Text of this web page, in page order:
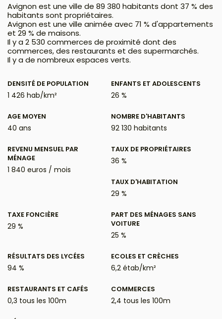
Avignon est une ville de 89 380 habitants dont 37 % des
habitants sont propriétaires.
Avignon est une ville animée avec 71 % d'appartements
et 29 % de maisons.
Il y a 2 530 commerces de proximité dont des
commerces, des restaurants et des supermarchés.
Il y a de nombreux espaces verts.
DENSITÉ DE POPULATION
1 426 hab/km²
ENFANTS ET ADOLESCENTS
26 %
AGE MOYEN
40 ans
NOMBRE D'HABITANTS
92 130 habitants
REVENU MENSUEL PAR
MÉNAGE
1 840 euros / mois
TAUX DE PROPRIÉTAIRES
36 %
TAUX D'HABITATION
29 %
TAXE FONCIÈRE
29 %
PART DES MÉNAGES SANS
VOITURE
25 %
RÉSULTATS DES LYCÉES
94 %
ECOLES ET CRÈCHES
6,2 étab/km²
RESTAURANTS ET CAFÉS
0,3 tous les 100m
COMMERCES
2,4 tous les 100m